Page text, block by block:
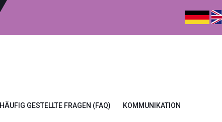
HÄUFIG GESTELLTE FRAGEN (FAQ) KOMMUNIKATION